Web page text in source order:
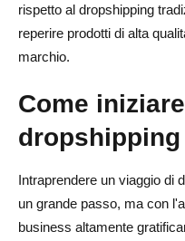
rispetto al dropshipping
reperire prodotti di alta
marchio.
Come
Intraprendere un viaggio di
un grande passo, ma con
business altamente